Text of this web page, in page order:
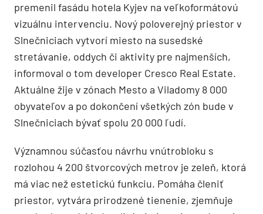
premenil fasádu hotela Kyjev na veľkoformátovú
vizuálnu intervenciu. Nový poloverejný priestor v
Slnečniciach vytvorí miesto na susedské
stretávanie, oddych či aktivity pre najmenších,
informoval o tom developer Cresco Real Estate.
Aktuálne žije v zónach Mesto a Viladomy 8 000
obyvateľov a po dokončení všetkých zón bude v
Slnečniciach bývať spolu 20 000 ľudí.
Významnou súčasťou návrhu vnútrobloku s
rozlohou 4 200 štvorcových metrov je zeleň, ktorá
má viac než estetickú funkciu. Pomáha členiť
priestor, vytvára prirodzené tienenie, zjemňuje